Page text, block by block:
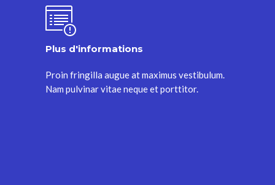
Plus d'informations
Proin fringilla augue at maximus vestibulum.
Nam pulvinar vitae neque et porttitor.